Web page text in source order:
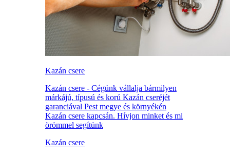
Kazán csere
Kazán csere - Cégünk vállalja bármilyen
márkájú, típusú és korú Kazán cseréjét
garanciával Pest megye és környékén
Kazán csere kapcsán. Hívjon minket és mi
örömmel segítünk
Kazán csere